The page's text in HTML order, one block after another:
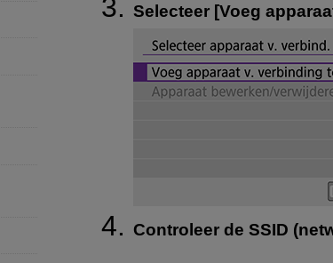
Selecteer [Voeg
Controleer de SSID